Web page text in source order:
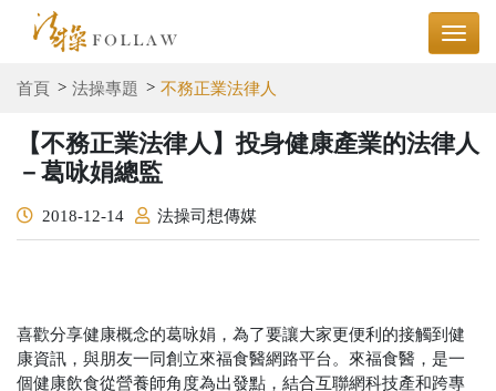
首頁 法操專題 不務正業法律人
【不務正業法律人】投身健康產業的法律人
－葛咏娟總監
2018-12-14 法操司想傳媒
喜歡分享健康概念的葛咏娟，為了要讓大家更便利的接觸到健
康資訊，與朋友一同創立來福食醫網路平台。來福食醫，是一
個健康飲食從營養師角度為出發點，結合互聯網科技產和跨專